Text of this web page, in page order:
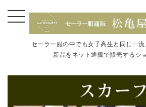
セーラー服の中でも女子高生と同じ一
新品をネット通販で販売するシ